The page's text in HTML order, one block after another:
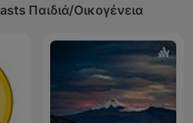
Παιδιά/Οικογένεια